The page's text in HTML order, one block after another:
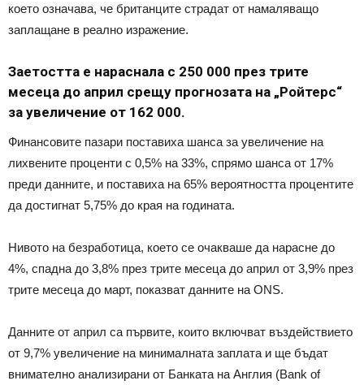
което означава, че британците страдат от намаляващо
заплащане в реално изражение.
Заетостта е нараснала с 250 000 през трите
месеца до април срещу прогнозата на „Ройтерс“
за увеличение от 162 000.
Финансовите пазари поставиха шанса за увеличение на
лихвените проценти с 0,5% на 33%, спрямо шанса от 17%
преди данните, и поставиха на 65% вероятността процентите
да достигнат 5,75% до края на годината.
Нивото на безработица, което се очакваше да нарасне до
4%, спадна до 3,8% през трите месеца до април от 3,9% през
трите месеца до март, показват данните на ONS.
Данните от април са първите, които включват въздействието
от 9,7% увеличение на минималната заплата и ще бъдат
внимателно анализирани от Банката на Англия (Bank of